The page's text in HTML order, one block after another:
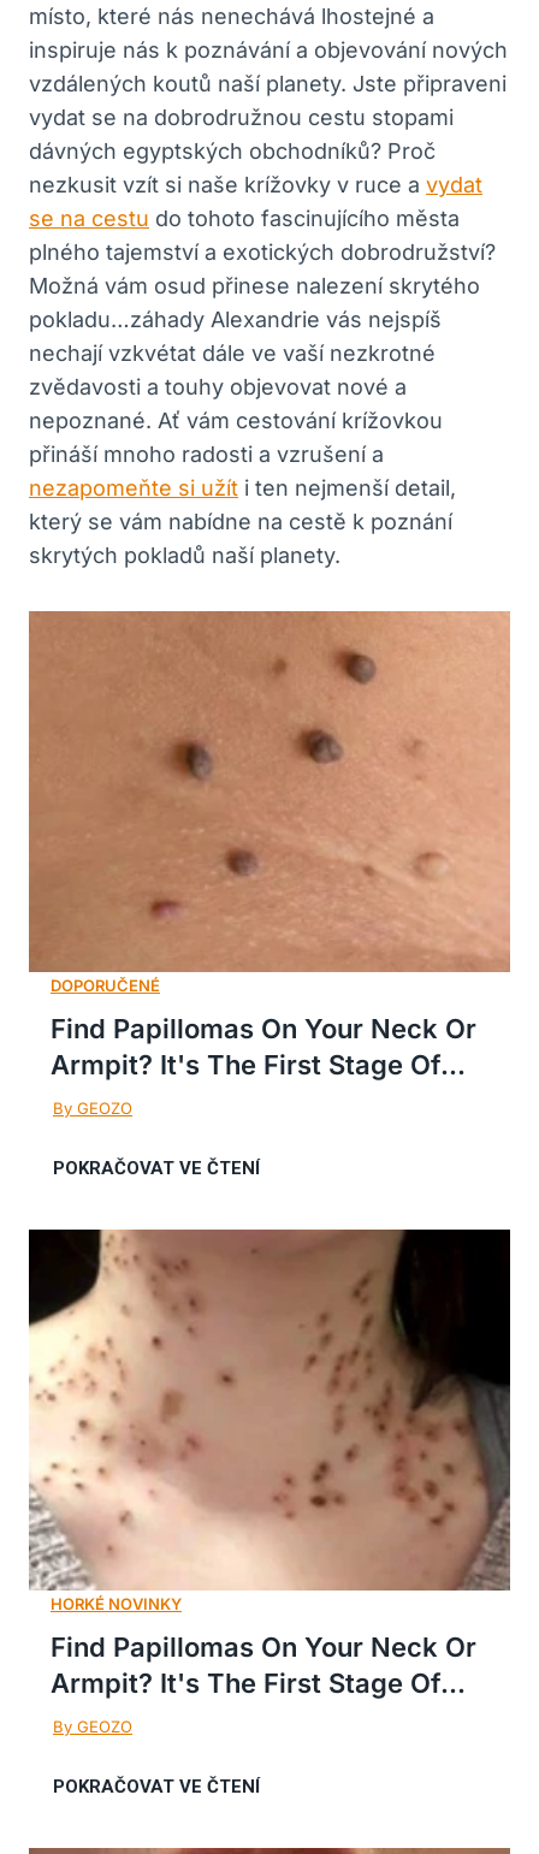
místo, které nás nenechává lhostejné a
inspiruje nás k poznávání a objevování nových
vzdálených koutů naší planety. Jste připraveni
vydat se na dobrodružnou cestu stopami
dávných egyptských obchodníků? Proč
nezkusit vzít si naše krížovky v ruce a vydat
se na cestu do tohoto fascinujícího města
plného tajemství a exotických dobrodružství?
Možná vám osud přinese nalezení skrytého
pokladu…záhady Alexandrie vás nejspíš
nechají vzkvétat dále ve vaší nezkrotné
zvědavosti a touhy objevovat nové a
nepoznané. Ať vám cestování krížovkou
přináší mnoho radosti a vzrušení a
nezapomeňte si užít i ten nejmenší detail,
který se vám nabídne na cestě k poznání
skrytých pokladů naší planety.
Find Papillomas On Your Neck Or
Armpit? It's The First Stage Of...
Find Papillomas On Your Neck Or
Armpit? It's The First Stage Of...